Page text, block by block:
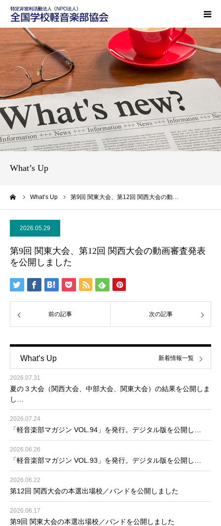
What’s Up
What’s Up 第9回 関東大会、第12回 関西大会の動…
2026.05.29
第9回 関東大会、第12回 関西大会の動画審査発表
を公開しました
前の記事 次の記事
What’s Up
2026.07.31
夏の３大会（関西大会、中部大会、関東大会）の結果を公開しま
し…
2026.07.24
「軽音楽部マガジン VOL.94」を発行。デジタル版を公開し…
2026.06.26
「軽音楽部マガジン VOL.93」を発行。デジタル版を公開し…
2026.06.22
第12回 関西大会の本選出場校／バンドを公開しました
2026.06.17
第9回 関東大会の本選出場校／バンドを公開しました
新着情報一覧
HOME
軽音協とは
活動内容
レポート